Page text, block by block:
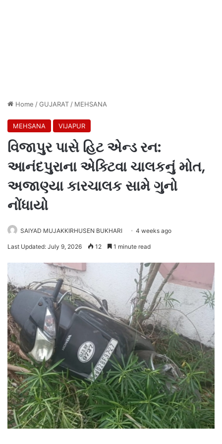
Home /GUJARAT / MEHSANA
MEHSANA VIJAPUR
વિજાપુર પાસે હિટ એન્ડ રન:
આનંદપુરાના એક્ટિવા ચાલકનું મોત,
અજાણ્યા કારચાલક સામે ગુનો
નોંધાયો
SAIYAD MUJAKKIRHUSEN BUKHARI 4 weeks ago
Last Updated: July 9, 2026 12 1 minute read